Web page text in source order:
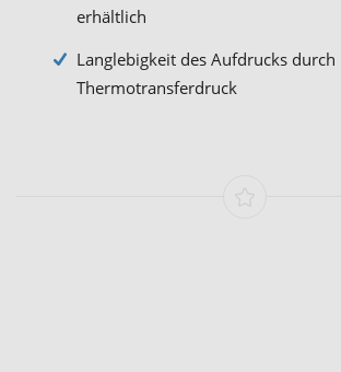
erhältlich
Langlebigkeit des Aufdrucks durch
Thermotransferdruck